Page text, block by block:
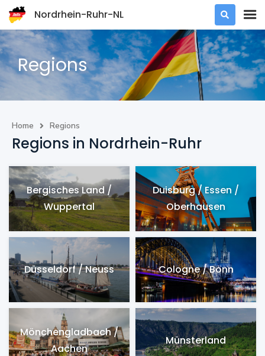
Nordrhein-Ruhr-NL 
Regions
Home  Regions
Regions in Nordrhein-Ruhr
Bergisches Land /
Wuppertal
Duisburg / Essen /
Oberhausen
Düsseldorf / Neuss Cologne / Bonn
Mönchengladbach /
Aachen
Münsterland